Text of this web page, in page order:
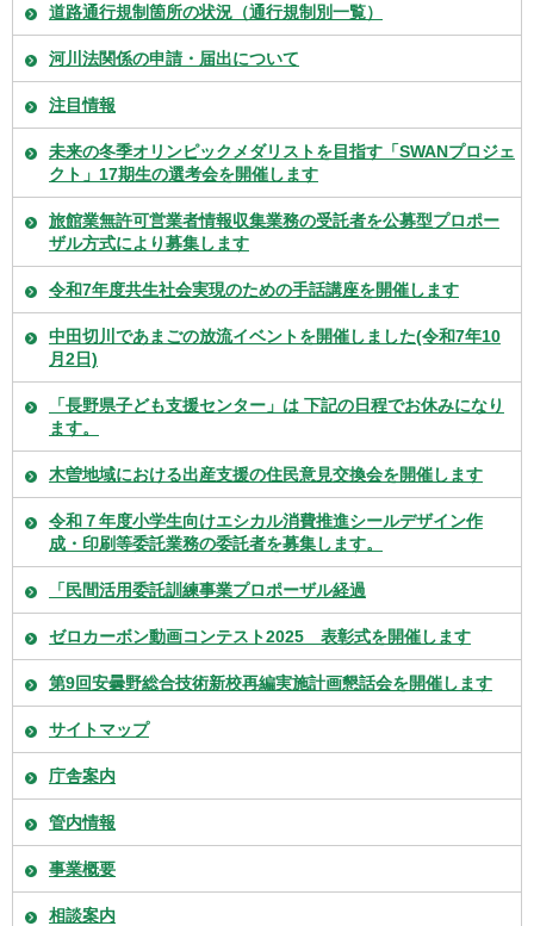
道路通行規制箇所の状況（通行規制別一覧）
河川法関係の申請・届出について
注目情報
未来の冬季オリンピックメダリストを目指す「SWANプロジェ
クト」17期生の選考会を開催します
旅館業無許可営業者情報収集業務の受託者を公募型プロポー
ザル方式により募集します
令和7年度共生社会実現のための手話講座を開催します
中田切川であまごの放流イベントを開催しました(令和7年10
月2日)
「長野県子ども支援センター」は 下記の日程でお休みになり
ます。
木曽地域における出産支援の住民意見交換会を開催します
令和７年度小学生向けエシカル消費推進シールデザイン作
成・印刷等委託業務の委託者を募集します。
「民間活用委託訓練事業プロポーザル経過
ゼロカーボン動画コンテスト2025 表彰式を開催します
第9回安曇野総合技術新校再編実施計画懇話会を開催します
サイトマップ
庁舎案内
管内情報
事業概要
相談案内